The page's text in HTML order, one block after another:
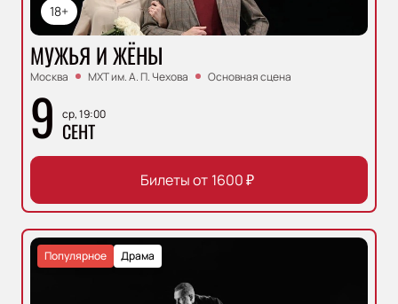
18+
МУЖЬЯ И ЖЁНЫ
Москва МХТ им. А. П. Чехова Основная сцена
9 ср, 19:00
СЕНТ
Билеты от 1600₽
Драма
Популярное